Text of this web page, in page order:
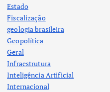
Estado
Fiscalização
geologia brasileira
Geopolítica
Geral
Infraestrutura
Inteligência Artificial
Internacional